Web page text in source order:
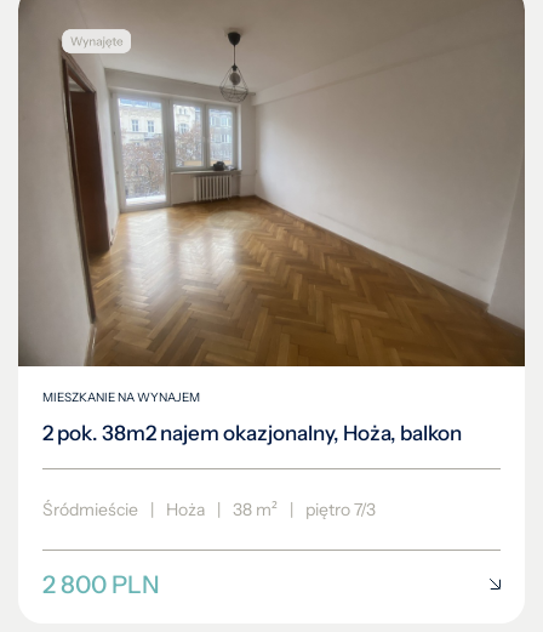
MIESZKANIE NA WYNAJEM
2 pok. 38m2 najem okazjonalny, Hoża, balkon
Śródmieście | Hoża | 38 m² | piętro 7/3
2 800 PLN